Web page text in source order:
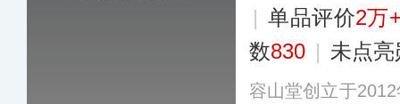
| 单品评价2万
数830 | 未点亮
容山堂创立于